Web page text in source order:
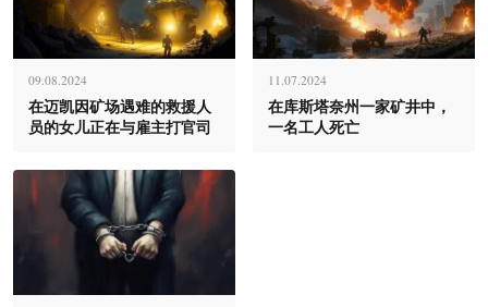
09.08.2024
在迈凯因矿场遇难的救援人
员的女儿正在与雇主打官司
11.07.2024
在库斯塔奈州一家矿井中，
一名工人死亡